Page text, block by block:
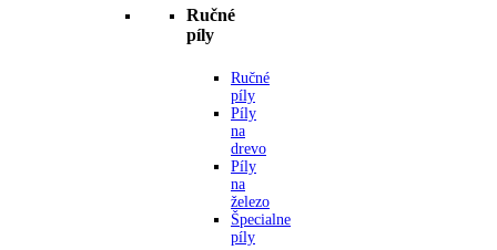
Ručné
píly
Ručné
píly
Píly
na
drevo
Píly
na
železo
Špecialne
píly